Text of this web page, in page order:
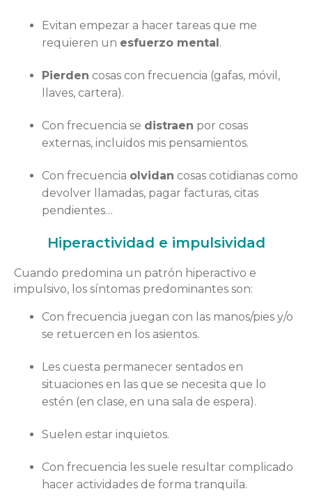
Evitan empezar a hacer tareas que me
requieren un esfuerzo mental.
Pierden cosas con frecuencia (gafas, móvil,
llaves, cartera).
Con frecuencia se distraen por cosas
externas, incluidos mis pensamientos.
Con frecuencia olvidan cosas cotidianas como
devolver llamadas, pagar facturas, citas
pendientes…
Hiperactividad e impulsividad
Cuando predomina un patrón hiperactivo e
impulsivo, los síntomas predominantes son:
Con frecuencia juegan con las manos/pies y/o
se retuercen en los asientos.
Les cuesta permanecer sentados en
situaciones en las que se necesita que lo
estén (en clase, en una sala de espera).
Suelen estar inquietos.
Con frecuencia les suele resultar complicado
hacer actividades de forma tranquila.